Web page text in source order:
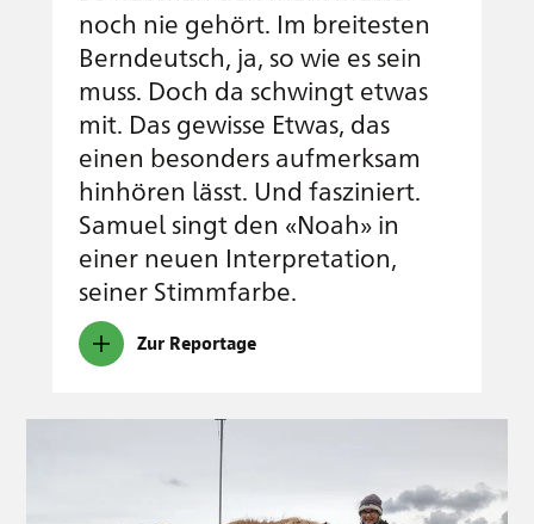
noch nie gehört. Im breitesten
Berndeutsch, ja, so wie es sein
muss. Doch da schwingt etwas
mit. Das gewisse Etwas, das
einen besonders aufmerksam
hinhören lässt. Und fasziniert.
Samuel singt den «Noah» in
einer neuen Interpretation,
seiner Stimmfarbe.
Zur Reportage